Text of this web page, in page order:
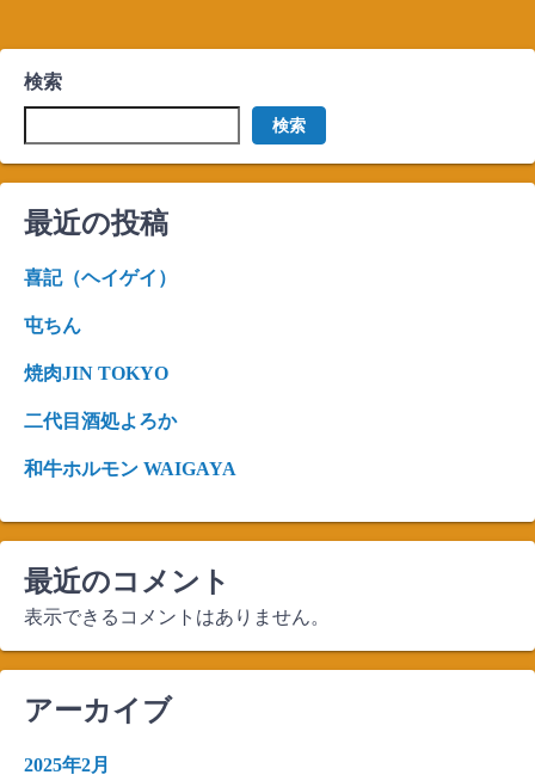
検索
検索
最近の投稿
喜記（ヘイゲイ）
屯ちん
焼肉JIN TOKYO
二代目酒処よろか
和牛ホルモン WAIGAYA
最近のコメント
表示できるコメントはありません。
アーカイブ
2025年2月